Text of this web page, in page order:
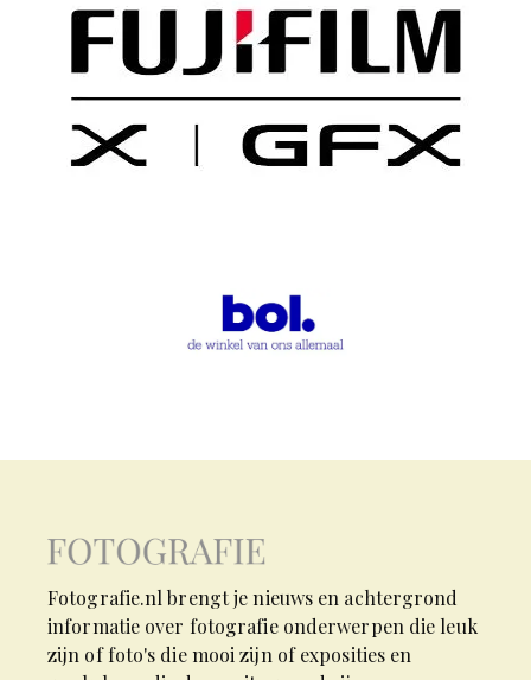
Fotografie.nl brengt je nieuws en achtergrond
informatie over fotografie onderwerpen die leuk
zijn of foto's die mooi zijn of exposities en